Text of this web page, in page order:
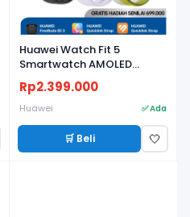
Huawei Watch Fit 5
Smartwatch AMOLED
Ringan, Baterai Tahan
Lama, Fitness & Health
Tracker - Garansi Resmi
Rp2.399.000
Huawei ✅ Ada
🛒 Beli 🤍